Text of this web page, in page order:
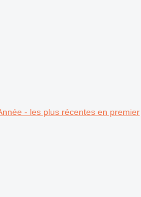
- les plus récentes en premier